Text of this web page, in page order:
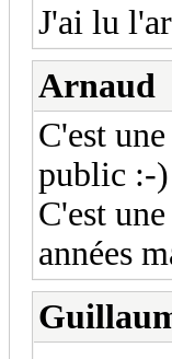
J'ai lu
Arnaud
C'est
public :-)
C'est
années